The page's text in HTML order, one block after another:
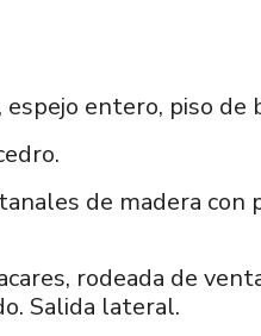
entero, piso
de madera con
rodeada de
Salida lateral.